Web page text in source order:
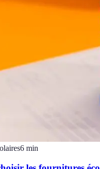
6 min